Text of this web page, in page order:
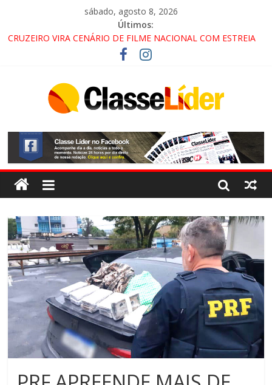
sábado, agosto 8, 2026
Últimos:
CRUZEIRO VIRA CENÁRIO DE FILME NACIONAL COM ESTREIA
PROMOTOR DO GAECO
ACESSO À APARECIDA NA DUTRA SERÁ BLOQUEADO NO FIM
ALTERNATIVAS
LORENA, PINDAMONHANGABA E QUELUZ NA RETA FINAL
PELA FÁBRICA DA COCA-COLA!